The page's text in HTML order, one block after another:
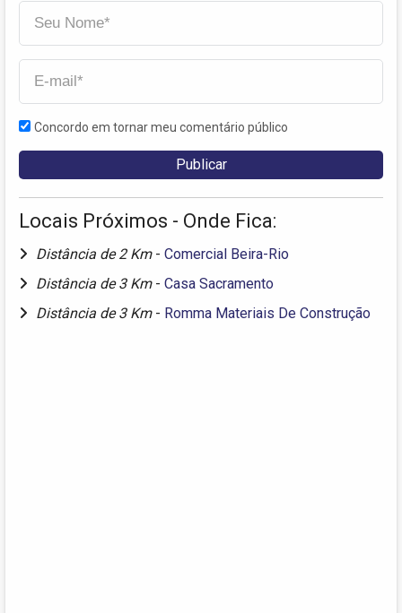
Concordo em tornar meu comentário público
Locais Próximos - Onde Fica:
Distância de 2 Km - Comercial Beira-Rio
Distância de 3 Km - Casa Sacramento
Distância de 3 Km - Romma Materiais De Construção